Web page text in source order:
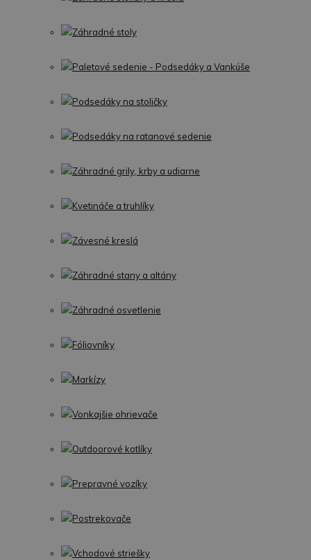
Záhradné stoly
Paletové sedenie - Podsedáky a Vankúše
Podsedáky na stoličky
Podsedáky na ratanové sedenie
Záhradné grily, krby a udiarne
Kvetináče a truhlíky
Závesné kreslá
Záhradné stany a altány
Záhradné osvetlenie
Fóliovníky
Markízy
Vonkajšie ohrievače
Outdoorové kotlíky
Prepravné vozíky
Postrekovače
Vchodové striešky